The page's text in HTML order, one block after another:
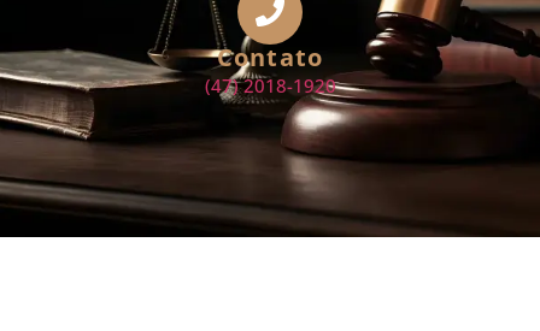
Contato
(47) 2018-1920